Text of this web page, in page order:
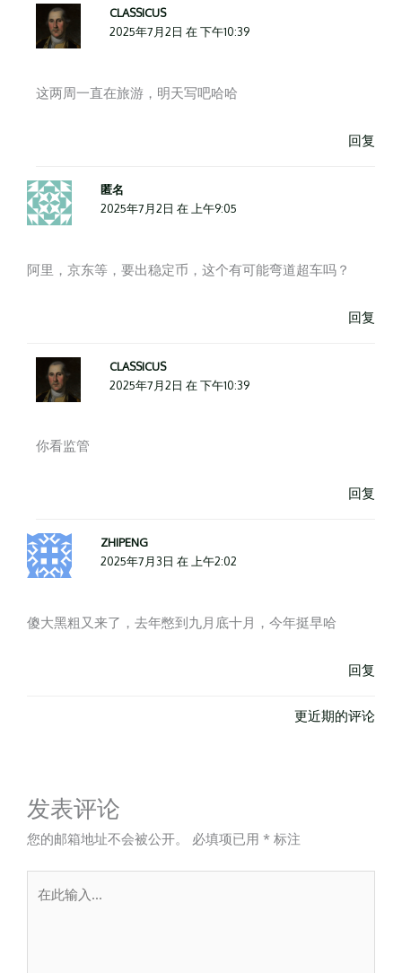
CLASSICUS
2025年7月2日 在 下午10:39
这两周一直在旅游，明天写吧哈哈
回复
匿名
2025年7月2日 在 上午9:05
阿里，京东等，要出稳定币，这个有可能弯道超车吗？
回复
CLASSICUS
2025年7月2日 在 下午10:39
你看监管
回复
ZHIPENG
2025年7月3日 在 上午2:02
傻大黑粗又来了，去年憋到九月底十月，今年挺早哈
回复
更近期的评论
发表评论
您的邮箱地址不会被公开。 必填项已用 * 标注